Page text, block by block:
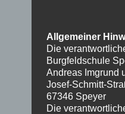
Allgemeiner
Die
Burgfeldschule
Andreas Imgrund
Josef-Schmitt-
67346 Speyer
Die